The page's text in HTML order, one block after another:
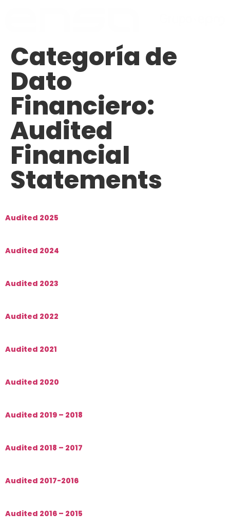
Categoría de
Dato
Financiero:
Audited
Financial
Statements
Audited 2025
Audited 2024
Audited 2023
Audited 2022
Audited 2021
Audited 2020
Audited 2019 – 2018
Audited 2018 – 2017
Audited 2017-2016
Audited 2016 – 2015